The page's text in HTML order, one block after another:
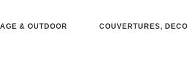
& OUTDOOR COUVERTURES,